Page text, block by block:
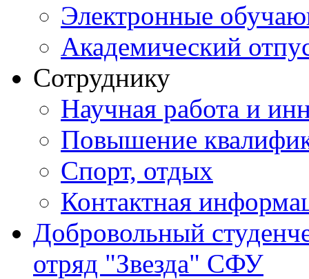
Электронные
Академический
Сотруднику
Научная работа и
Повышение
Спорт, отдых
Контактная
Добровольный
отряд "Звезда" СФУ